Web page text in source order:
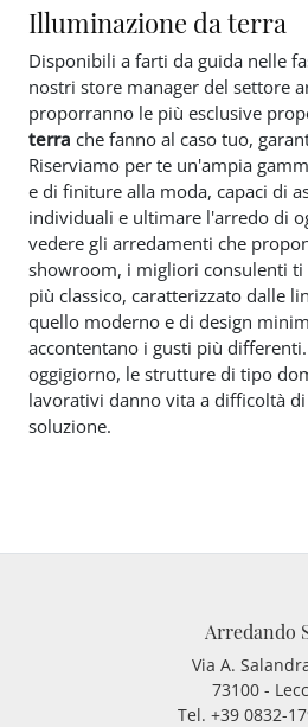
Illuminazione da terra
Disponibili a farti da guida nelle
nostri store manager del settore
proporranno le più esclusive
terra che fanno al caso tuo,
Riserviamo per te un'ampia
e di finiture alla moda, capaci di
individuali e ultimare l'arredo di
vedere gli arredamenti che
showroom, i migliori consulenti
più classico, caratterizzato dalle
quello moderno e di design
accontentano i gusti più
oggigiorno, le strutture di tipo
lavorativi danno vita a difficoltà
soluzione.
Arredando
Via A.
73100 -
Tel. +39 0832-